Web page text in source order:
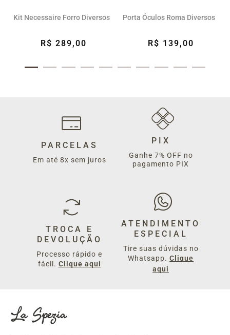
Kit Necessaire Forro Diversos
R$ 289,00
Porta Óculos Roma Diversos
R$ 139,00
PARCELAS
Em até 8x sem juros
PIX
Ganhe 7% OFF no
pagamento PIX
TROCA E
DEVOLUÇÃO
Processo rápido e
fácil. Clique aqui
ATENDIMENTO
ESPECIAL
Tire suas dúvidas no
Whatsapp. Clique
aqui